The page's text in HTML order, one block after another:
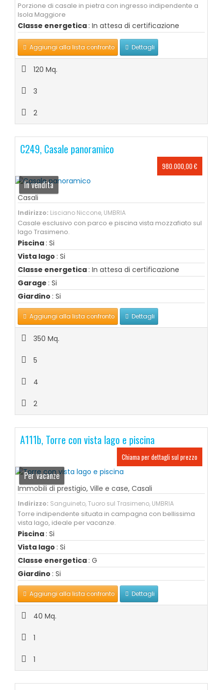
Porzione di casale in pietra con ingresso indipendente a
Isola Maggiore
Classe energetica : In attesa di certificazione
Aggiungi alla lista confronto Dettagli
120 Mq.
3
2
C249, Casale panoramico
980.000,00 €
In vendita
Casali
Indirizzo: Lisciano Niccone, UMBRIA
Casale esclusivo con parco e piscina vista mozzafiato sul
lago Trasimeno.
Piscina : Si
Vista lago : Si
Classe energetica : In attesa di certificazione
Garage : Si
Giardino : Si
Aggiungi alla lista confronto Dettagli
350 Mq.
5
4
2
A111b, Torre con vista lago e piscina
Chiama per dettagli sul prezzo
Per vacanze
Immobili di prestigio, Ville e case, Casali
Indirizzo: Sanguineto, Tuoro sul Trasimeno, UMBRIA
Torre indipendente situata in campagna con bellissima
vista lago, ideale per vacanze.
Piscina : Si
Vista lago : Si
Classe energetica : G
Giardino : Si
Aggiungi alla lista confronto Dettagli
40 Mq.
1
1